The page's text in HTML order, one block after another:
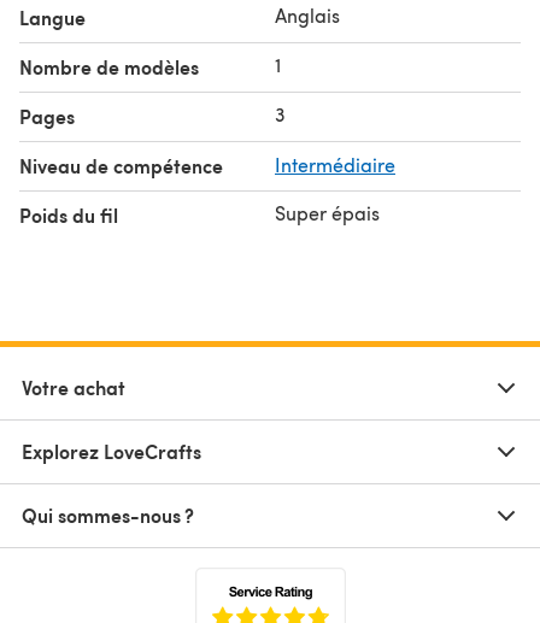
Langue Anglais
Nombre de modèles 1
Pages 3
Niveau de compétence Intermédiaire
Poids du fil Super épais
Votre achat
Explorez LoveCrafts
Qui sommes-nous ?